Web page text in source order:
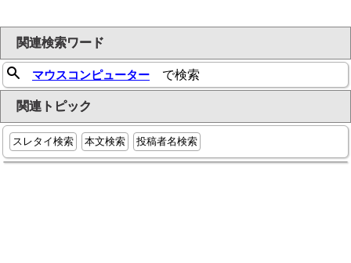
関連検索ワード
マウスコンピューター で検索
関連トピック
スレタイ検索 本文検索 投稿者名検索